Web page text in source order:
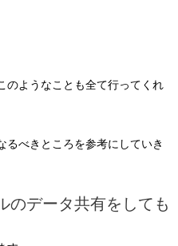
のようなことも全て行ってくれ
るべきところを参考にしていき
のデータ共有をしても